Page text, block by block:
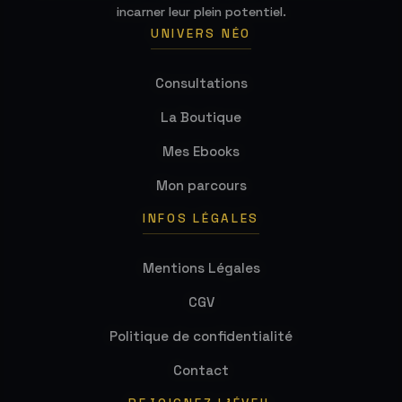
incarner leur plein potentiel.
UNIVERS NÉO
Consultations
La Boutique
Mes Ebooks
Mon parcours
INFOS LÉGALES
Mentions Légales
CGV
Politique de confidentialité
Contact